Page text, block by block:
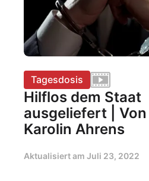
Tagesdosis
Hilflos dem Staat
ausgeliefert | Von
Karolin Ahrens
Aktualisiert am Juli 23, 2022